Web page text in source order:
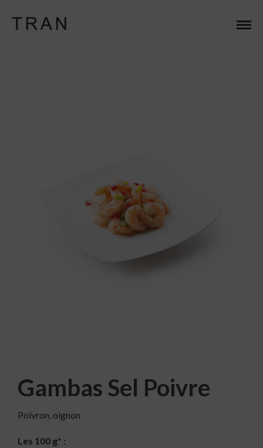
Gambas Sel Poivre
Poivron, oignon
Les 100 g* :